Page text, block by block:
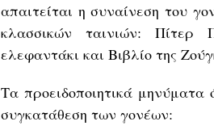
απαιτείται η συναίνεση του
κλασσικών ταινιών:
ελεφαντάκι και Βιβλίο της
Τα προειδοποιητικά
συγκατάθεση των γονέων: